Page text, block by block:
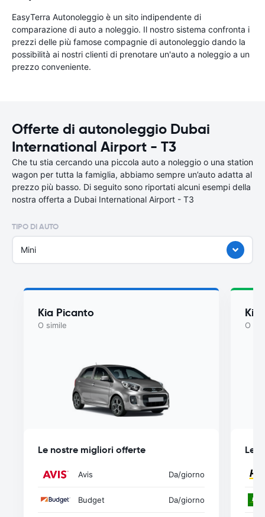
EasyTerra Autonoleggio è un sito indipendente di
comparazione di auto a noleggio. Il nostro sistema confronta i
prezzi delle più famose compagnie di autonoleggio dando la
possibilità ai nostri clienti di prenotare un'auto a noleggio a un
prezzo conveniente.
Offerte di autonoleggio Dubai
International Airport - T3
Che tu stia cercando una piccola auto a noleggio o una station
wagon per tutta la famiglia, abbiamo sempre un’auto adatta al
prezzo più basso. Di seguito sono riportati alcuni esempi della
nostra offerta a Dubai International Airport - T3
TIPO DI AUTO
Mini
Kia Picanto
O simile
Le nostre migliori offerte
Avis Da/giorno
Budget Da/giorno
Kia
O
Le